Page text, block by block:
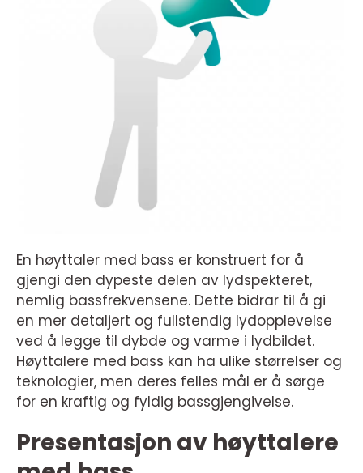
En høyttaler med bass er konstruert for å
gjengi den dypeste delen av lydspekteret,
nemlig bassfrekvensene. Dette bidrar til å gi
en mer detaljert og fullstendig lydopplevelse
ved å legge til dybde og varme i lydbildet.
Høyttalere med bass kan ha ulike størrelser og
teknologier, men deres felles mål er å sørge
for en kraftig og fyldig bassgjengivelse.
Presentasjon av høyttalere